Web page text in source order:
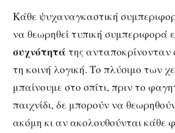
Κάθε ψυχαναγκαστική
να θεωρηθεί τυπική συμπεριφορά
συχνότητάτης ανταποκρίνονταν
τη κοινή λογική. Το πλύσιμο των
μπαίνουμε στο σπίτι, πριν το
παιχνίδι, δε μπορούν να
ακόμη κι αν ακολουθούνται κάθε